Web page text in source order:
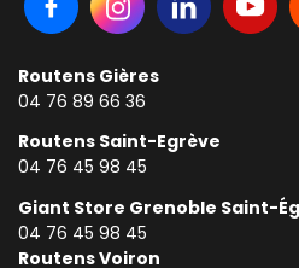
Routens Gières
04 76 89 66 36
Routens Saint-Egrève
04 76 45 98 45
Giant Store Grenoble Saint-
04 76 45 98 45
Routens Voiron